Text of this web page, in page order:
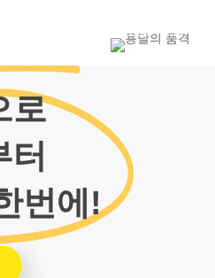
1800-7455
로
터
번에!